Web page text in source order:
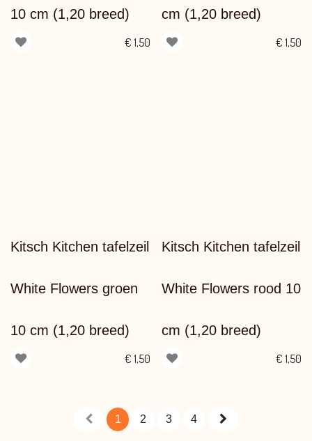
10 cm (1,20 breed)
€ 1,50
cm (1,20 breed)
€ 1,50
Kitsch Kitchen tafelzeil
White Flowers groen
10 cm (1,20 breed)
€ 1,50
Kitsch Kitchen tafelzeil
White Flowers rood 10
cm (1,20 breed)
€ 1,50
1 2 3 4